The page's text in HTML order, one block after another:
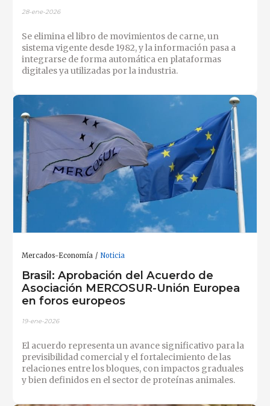
28-ene-2026
Se elimina el libro de movimientos de carne, un
sistema vigente desde 1982, y la información pasa a
integrarse de forma automática en plataformas
digitales ya utilizadas por la industria.
Mercados-Economía Noticia
Brasil: Aprobación del Acuerdo de
Asociación MERCOSUR-Unión Europea
en foros europeos
19-ene-2026
El acuerdo representa un avance significativo para la
previsibilidad comercial y el fortalecimiento de las
relaciones entre los bloques, con impactos graduales
y bien definidos en el sector de proteínas animales.